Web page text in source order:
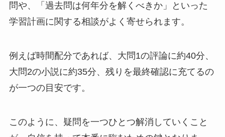
問や、「過去問は何年分を解くべきか」といった
学習計画に関する相談がよく寄せられます。
例えば時間配分であれば、大問1の評論に約40分、
大問2の小説に約35分、残りを最終確認に充てるの
が一つの目安です。
このように、疑問を一つひとつ解消していくこと